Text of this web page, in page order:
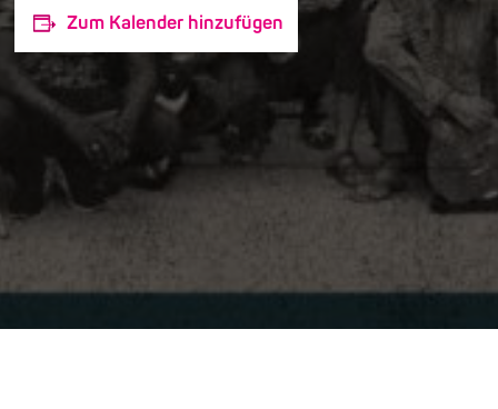
Zum Kalender hinzufügen